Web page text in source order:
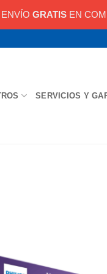
SERVICIOS Y
ENVÍO GRATIS EN